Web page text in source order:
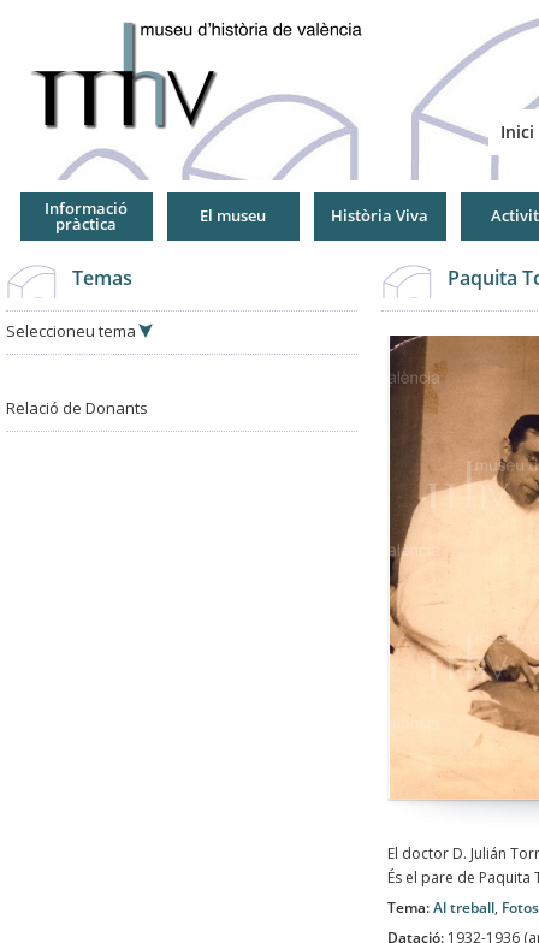
Inici
Informació
pràctica El museu Història Viva
Temas
Seleccioneu tema
Relació de Donants
Paquita
El doctor D. Julián
És el pare de
Tema:Al treball,
Datació: 1932-1936